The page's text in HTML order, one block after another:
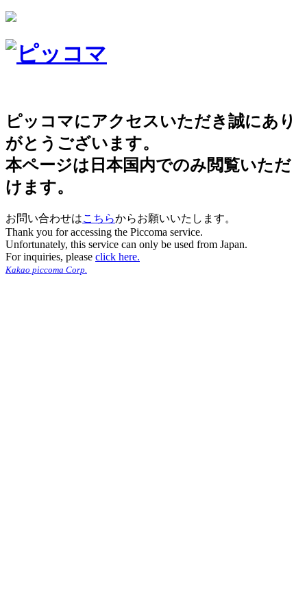
ピッコマにアクセスいただき誠にあり
がとうございます。
本ページは日本国内でのみ閲覧いただ
けます。
お問い合わせはこちらからお願いいたします。
Thank you for accessing the Piccoma service.
Unfortunately, this service can only be used from Japan.
For inquiries, please click here.
Kakao piccoma Corp.